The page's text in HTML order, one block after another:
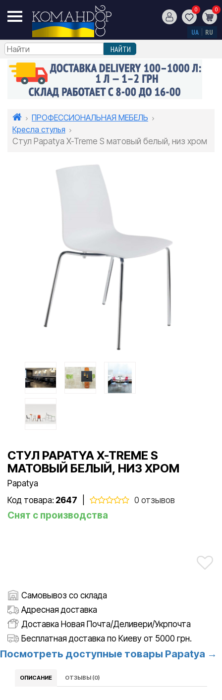
0 0
UA RU
ПРОФЕССИОНАЛЬНАЯ МЕБЕЛЬ
Кресла стулья
Стул Papatya X-Treme S матовый белый, низ хром
СТУЛ PAPATYA X-TREME S
МАТОВЫЙ БЕЛЫЙ, НИЗ ХРОМ
Papatya
Код товара: 2647 0 отзывов
Снят с производства
Самовывоз со склада
Адресная доставка
Доставка Новая Почта/Деливери/Укрпочта
Бесплатная доставка по Киеву от 5000 грн.
Посмотреть доступные товары Papatya →
ОПИСАНИЕ ОТЗЫВЫ (0)